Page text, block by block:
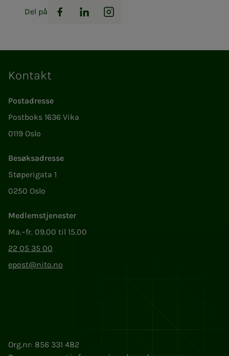
Del på
Facebook
LinkedInInstagram
Kontakt
Postadresse
Postboks 1636 Vika
0119 Oslo
Besøksadresse
Støperigata 1
0250 Oslo
Medlemstjenester
Ma.–fr. 09.00 til 15.00
22 05 35 00
epost@nito.no
Org.nr: 856 331 482